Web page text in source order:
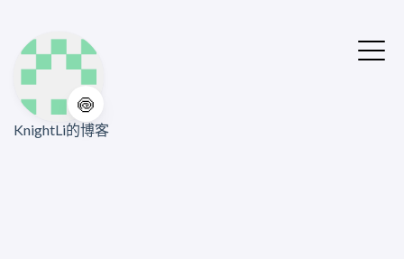
🍥
KnightLi的博客